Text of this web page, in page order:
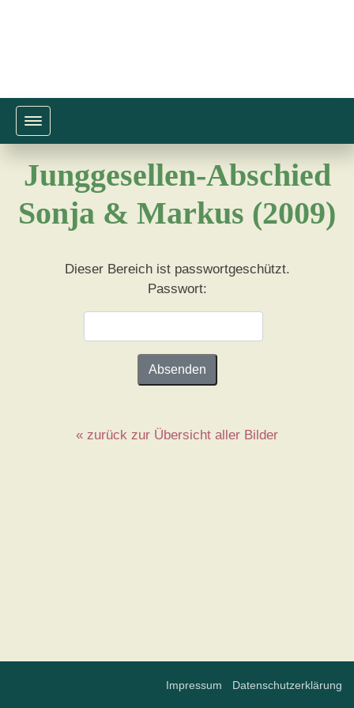
Toggle navigation
Junggesellen-Abschied
Sonja & Markus (2009)
Dieser Bereich ist passwortgeschützt.
Passwort:
« zurück zur Übersicht aller Bilder
Impressum · Datenschutzerklärung